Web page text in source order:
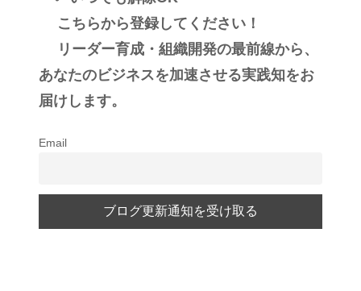
こちらから登録してください！
リーダー育成・組織開発の最前線から、
あなたのビジネスを加速させる実践知をお
届けします。
Email